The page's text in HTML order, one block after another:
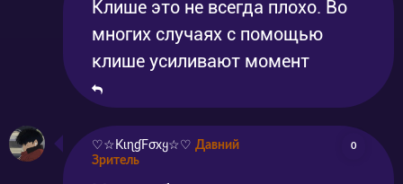
Клише это не всегда плохо. Во
многих случаях с помощью
клише усиливают момент
♡☆KιɳɠFσxყ☆♡ Давний
Зритель
0